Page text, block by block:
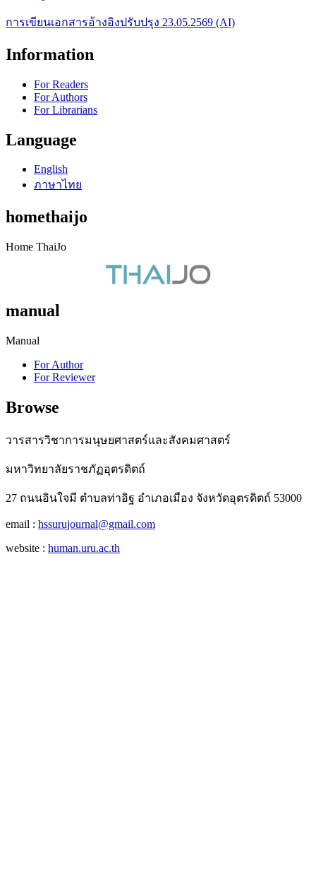
การเขียนเอกสารอ้างอิงปรับปรุง 23.05.2569 (AI)
Information
For Readers
For Authors
For Librarians
Language
English
ภาษาไทย
homethaijo
Home ThaiJo
manual
Manual
For Author
For Reviewer
Browse
วารสารวิชาการมนุษยศาสตร์และสังคมศาสตร์
มหาวิทยาลัยราชภัฏอุตรดิตถ์
27 ถนนอินใจมี ตำบลท่าอิฐ อำเภอเมือง จังหวัดอุตรดิตถ์ 53000
email : hssurujournal@gmail.com
website : human.uru.ac.th